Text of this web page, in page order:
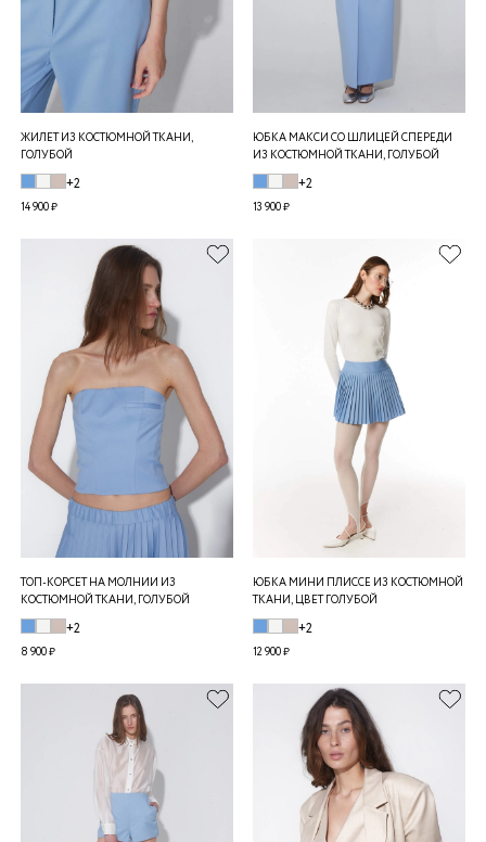
ЖИЛЕТ ИЗ КОСТЮМНОЙ ТКАНИ,
ГОЛУБОЙ
+2
14 900 ₽
ЮБКА МАКСИ СО ШЛИЦЕЙ СПЕРЕДИ
ИЗ КОСТЮМНОЙ ТКАНИ, ГОЛУБОЙ
+2
13 900 ₽
ТОП-КОРСЕТ НА МОЛНИИ ИЗ
КОСТЮМНОЙ ТКАНИ, ГОЛУБОЙ
+2
8 900 ₽
ЮБКА МИНИ ПЛИССЕ ИЗ КОСТЮМНОЙ
ТКАНИ, ЦВЕТ ГОЛУБОЙ
+2
12 900 ₽